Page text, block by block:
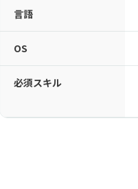
言語
OS
必須スキル